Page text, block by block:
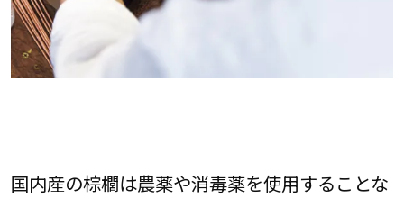
国内産の棕櫚は農薬や消毒薬を使用することな